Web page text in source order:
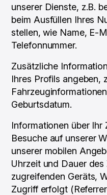
unserer Dienste, z.B.
beim Ausfüllen Ihres
stellen, wie Name, E-
Telefonnummer.
Zusätzliche
Ihres Profils angeben,
Geburtsdatum.
Informationen über
Besuche auf unserer
unserer mobilen
Uhrzeit und Dauer
zugreifenden Geräts,
Zugriff erfolgt